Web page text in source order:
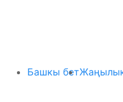
Башкы бет